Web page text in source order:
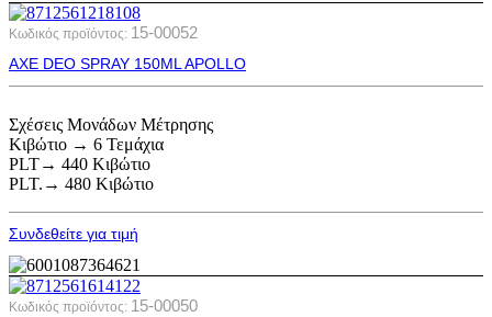
Κωδικός προϊόντος: 15-00052
AXE DEO SPRAY 150ML APOLLO
Σχέσεις Μονάδων Μέτρησης
Κιβώτιο → 6 Τεμάχια
PLT→ 440 Κιβώτιο
PLT.→ 480 Κιβώτιο
Συνδεθείτε για τιμή
Κωδικός προϊόντος: 15-00050